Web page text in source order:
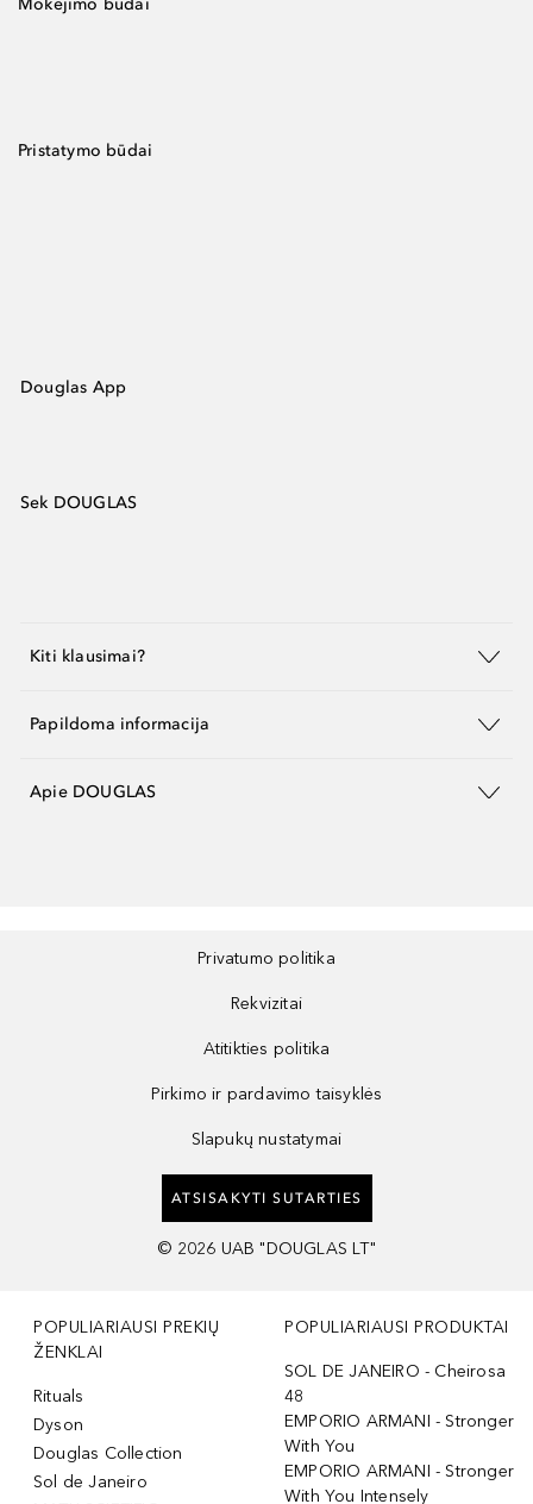
Mokėjimo būdai
Pristatymo būdai
Douglas App
Sek DOUGLAS
Kiti klausimai?
Papildoma informacija
Apie DOUGLAS
Privatumo politika
Rekvizitai
Atitikties politika
Pirkimo ir pardavimo taisyklės
Slapukų nustatymai
ATSISAKYTI SUTARTIES
© 2026 UAB "DOUGLAS LT"
POPULIARIAUSI PREKIŲ
ŽENKLAI
Rituals
Dyson
Douglas Collection
Sol de Janeiro
POPULIARIAUSI PRODUKTAI
SOL DE JANEIRO - Cheirosa
48
EMPORIO ARMANI - Stronger
With You
EMPORIO ARMANI - Stronger
With You Intensely